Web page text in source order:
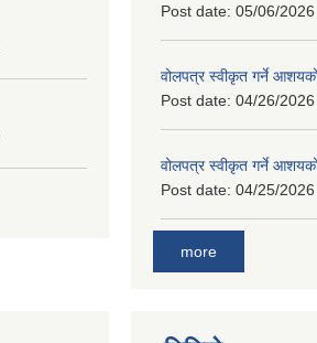
Post date: 05/06/
वोलपत्र स्वीकृत गर्ने
Post date: 04/26/
वोलपत्र स्वीकृत गर्ने
Post date: 04/25/
more